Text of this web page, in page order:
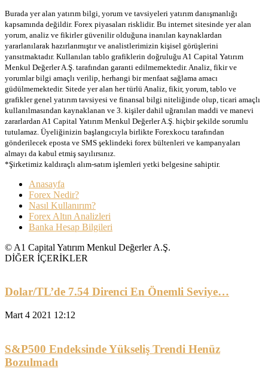
Burada yer alan yatırım bilgi, yorum ve tavsiyeleri yatırım danışmanlığı
kapsamında değildir. Forex piyasaları risklidir. Bu internet sitesinde yer alan
yorum, analiz ve fikirler güvenilir olduğuna inanılan kaynaklardan
yararlanılarak hazırlanmıştır ve analistlerimizin kişisel görüşlerini
yansıtmaktadır. Kullanılan tablo grafiklerin doğruluğu A1 Capital Yatırım
Menkul Değerler A.Ş. tarafından garanti edilmemektedir. Analiz, fikir ve
yorumlar bilgi amaçlı verilip, herhangi bir menfaat sağlama amacı
güdülmemektedir. Sitede yer alan her türlü Analiz, fikir, yorum, tablo ve
grafikler genel yatırım tavsiyesi ve finansal bilgi niteliğinde olup, ticari amaçlı
kullanılmasından kaynaklanan ve 3. kişiler dahil uğranılan maddi ve manevi
zararlardan A1 Capital Yatırım Menkul Değerler A.Ş. hiçbir şekilde sorumlu
tutulamaz. Üyeliğinizin başlangıcıyla birlikte Forexkocu tarafından
gönderilecek eposta ve SMS şeklindeki forex bültenleri ve kampanyaları
almayı da kabul etmiş sayılırsınız.
*Şirketimiz kaldıraçlı alım-satım işlemleri yetki belgesine sahiptir.
Anasayfa
Forex Nedir?
Nasıl Kullanırım?
Forex Altın Analizleri
Banka Hesap Bilgileri
© A1 Capital Yatırım Menkul Değerler A.Ş.
DİĞER İÇERİKLER
Dolar/TL’de 7.54 Direnci En Önemli Seviye…
Mart 4 2021 12:12
S&P500 Endeksinde Yükseliş Trendi Henüz
Bozulmadı